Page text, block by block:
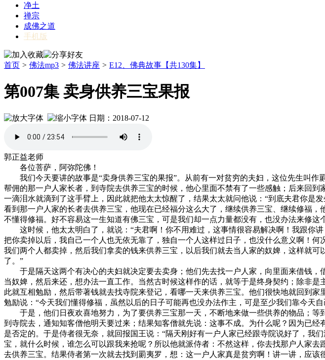
净土
禅宗
成佛之道
手机版
首页 > 佛法mp3 > 佛法讲座 > E12、佛典故事【共130集】
第007集 卖身供养三宝果报
日期：2018-07-12
郭正益老师
各位菩萨，阿弥陀佛！
我们今天要讲的故事是“卖身供养三宝的果报”。从前有一对贫穷的夫妇，这位先生叫作
帮佣的那一户人家长者，到寺院去供养三宝的时候，他心里面不禁有了一些感触；后来回
一滴泪水就滴到了这手臂上，因此就把他太太惊醒了，结果太太就问他说：“到底夫君你是
看到那一户人家的长者去供养三宝，他现在已经福分这么大了，继续供养三宝、继续修福
不懂得修福。好不容易这一生知道有佛三宝，可是我们却一点力量都没有，也没办法来修
这时候，他太太明白了，就说：“夫君啊！你不用难过，这事情很容易解决啊！我跟你讲
把你卖掉以后，我自己一个人也无依无靠了，独自一个人这样过日子，也没什么意义啊！
我们两个人都卖掉，然后我们拿卖的钱来供养三宝，以后我们就去当人家的奴婢，这样就
了。”
于是隔天这两个有决心的夫妇就决定要去卖身；他们先去找一户人家，向里面来借钱
当奴婢，然后来还，想办法一直工作。当然古时候这样作的话，就等于是终身契约；除非
此就互相勉励，然后带著钱就去找寺院来登记，看哪一天来供养三宝。他们很快地就回到
勉励说：“今天我们懂得修福，虽然以后的日子可能再也没办法作主，可是至少我们靠今天
于是，他们日夜欢喜地努力，为了要供养三宝那一天，不断地来做一些供养的物品；
到寺院去，通知知客僧他明天要过来；结果知客僧就先说：这事不成。为什么呢？因为已
是否定的。于是侍者很无奈，就回报国王说：“隔天刚好有一户人家已经跟寺院说好了，我
宝，就什么时候，谁怎么可以跟我来抢呢？所以他就派侍者：不然这样，你去找那户人家
去供养三宝。结果侍者第一次就去找到罽夷罗，想：这一户人家真是贫穷啊！讲一讲，应